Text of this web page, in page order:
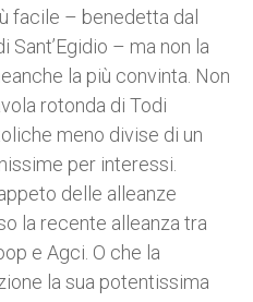
facile – benedetta dal
– ma non la
la più convinta. Non
rotonda di Todi
meno divise di un
per interessi.
delle alleanze
la recente alleanza tra
e Agci. O che la
la sua potentissima